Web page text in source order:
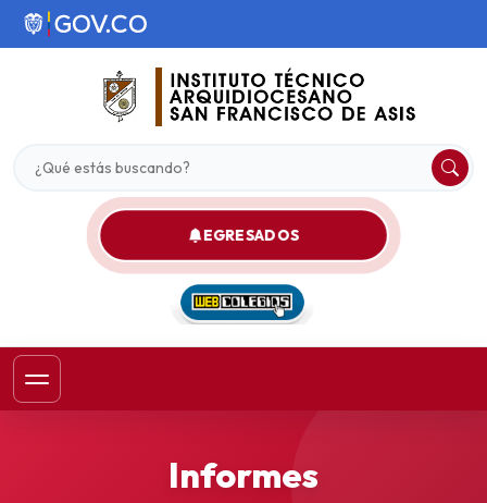
EGRESADOS
Informes